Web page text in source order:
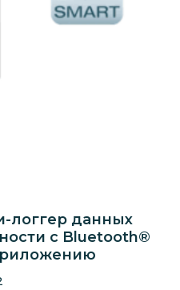
логгер данных
с Bluetooth®